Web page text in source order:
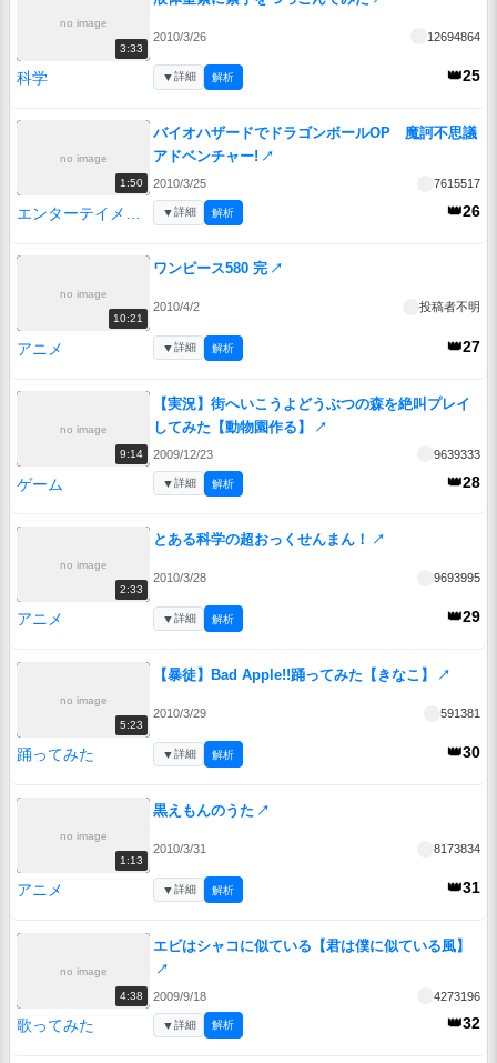
no image
3:33
2010/3/26 12694864
科学 👑25
▼詳細 解析
no image
1:50
バイオハザードでドラゴンボールOP 魔訶不思議
アドベンチャー! ↗
2010/3/25 7615517
👑26
▼詳細 解析
no image
10:21
ワンピース580 完 ↗
2010/4/2 投稿者不明
アニメ 👑27
▼詳細 解析
no image
9:14
【実況】街へいこうよどうぶつの森を絶叫プレイ
してみた【動物園作る】
↗
2009/12/23 9639333
ゲーム 👑28
▼詳細 解析
no image
2:33
とある科学の超おっくせんまん！ ↗
2010/3/28 9693995
アニメ 👑29
▼詳細 解析
no image
5:23
【暴徒】Bad Apple!!踊ってみた【きなこ】 ↗
2010/3/29 591381
踊ってみた 👑30
▼詳細 解析
no image
1:13
黒えもんのうた ↗
2010/3/31 8173834
アニメ 👑31
▼詳細 解析
no image
4:38
エビはシャコに似ている【君は僕に似ている風】
↗
2009/9/18 4273196
歌ってみた 👑32
▼詳細 解析